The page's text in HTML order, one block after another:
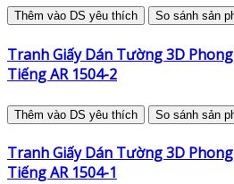
Thêm vào DS yêu thích So sánh sản
Tranh Giấy Dán Tường 3D
Tiếng AR 1504-2
Thêm vào DS yêu thích So sánh sản
Tranh Giấy Dán Tường 3D
Tiếng AR 1504-1